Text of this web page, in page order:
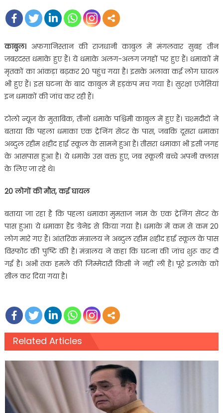
काबुल।अफगानिस्तान की राजधानी काबुल में मंगलवार सुबह तीन
जबरदस्त धमाके हुए हैं। ये धमाके अलग-अलग जगहों पर हुए हैं। धमाकों में
मृतकों का आंकड़ा बढ़कर 20 पहुंच गया है। इसके अलावा कई लोग घायल
भी हुए हैं। इस घटना के बाद काबुल में हड़कंप मच गया है। सुरक्षा एजेंसियां
इन धमाकों की जांच कर रही हैं।
टोलो न्यूज के मुताबिक, तीनों धमाके पश्चिमी काबुल में हुए हैं। चश्मदीदों ने
बताया कि पहला धमाका एक ट्रेनिंग सेंटर के पास, जबकि दूसरा धमाका
अब्दुल रहीम शहीद हाई स्कूल के सामने हुआ है। तीसरा धमाका भी इसी जगह
के आसपास हुआ है। ये धमाके उस वक्त हुए, जब स्कूली बच्चे अपनी क्लास
के लिए जा रहे थे।
20 लोगों की मौत, कई घायल
बताया जा रहा है कि पहला धमाका मुमताज नाम के एक ट्रेनिंग सेंटर के
पास हुआ। ये धमाका हैंड ग्रेनेड से किया गया है। धमाके में कम से कम 20
लोग मारे गए हैं। आंतरिक मंत्रालय ने अब्दुल रहीम शहीद हाई स्कूल के पास
विस्फोट की पुष्टि की है। मंत्रालय ने कहा कि घटना की जांच शुरू कर दी
गई है। अभी तक हमले की जिम्मेदारी किसी ने नहीं ली है। पूरे इलाके को
सील कर दिया गया है।
Related Articles